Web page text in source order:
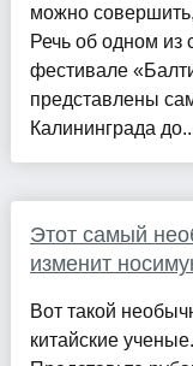
можно
Речь об одном
фестивале
представлены
Калининграда
Этот самый
изменит
Вот такой
китайские